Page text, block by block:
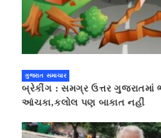
ગુજરાત સમાચાર
બ્રેકીંગ : સમગ્ર ઉત્તર ગુજરાતમાં
આંચકા,કલોલ પણ બાકાત નહીં